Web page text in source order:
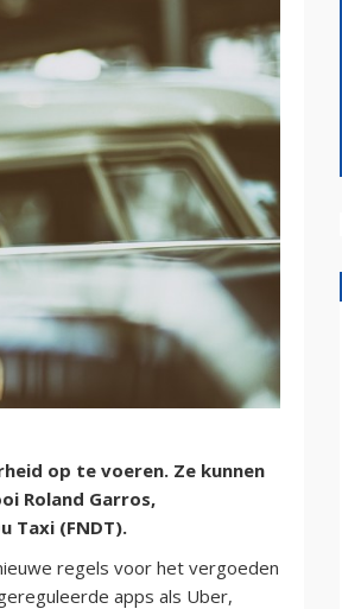
op te voeren. Ze kunnen
Roland Garros,
Taxi (FNDT).
regels voor het vergoeden
apps als Uber,